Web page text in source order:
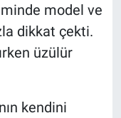
model ve
dikkat çekti.
üzülür
kendini